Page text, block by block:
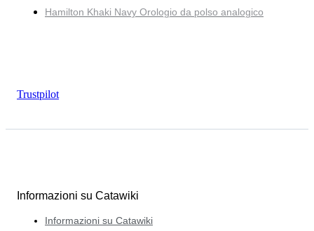
Hamilton Khaki Navy Orologio da polso analogico
Trustpilot
Informazioni su Catawiki
Informazioni su Catawiki